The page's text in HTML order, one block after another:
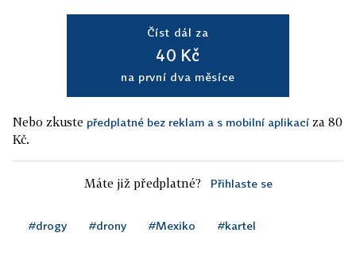
Číst dál za
40 Kč
na první dva měsíce
Nebo zkuste předplatné bez reklam a s mobilní aplikací za 80
Kč.
Máte již předplatné? Přihlaste se
#drogy #drony #Mexiko #kartel